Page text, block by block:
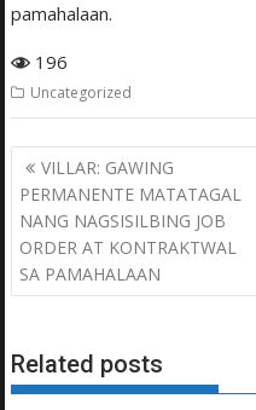
pamahalaan.
196
Uncategorized
Post
navigation
VILLAR: GAWING
PERMANENTE MATATAGAL
NANG NAGSISILBING JOB
ORDER AT KONTRAKTWAL
SA PAMAHALAAN
Related posts